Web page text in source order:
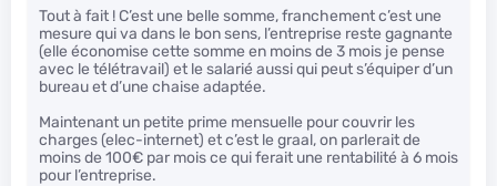
Tout à fait ! C’est une belle somme, franchement c’est une
mesure qui va dans le bon sens, l’entreprise reste gagnante
(elle économise cette somme en moins de 3 mois je pense
avec le télétravail) et le salarié aussi qui peut s’équiper d’un
bureau et d’une chaise adaptée.
Maintenant un petite prime mensuelle pour couvrir les
charges (elec-internet) et c’est le graal, on parlerait de
moins de 100€ par mois ce qui ferait une rentabilité à 6 mois
pour l’entreprise.